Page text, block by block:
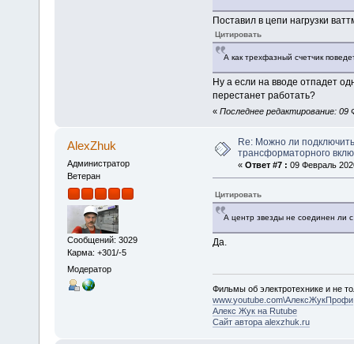
Поставил в цепи нагрузки
Цитировать
А как трехфазный счетчик
Ну а если на вводе отпадет
перестанет работать?
« Последнее редактирование: 09
AlexZhuk
Администратор
Ветеран
Сообщений: 3029
Карма: +301/-5
Модератор
Re: Можно ли подключить
трансформаторного
« Ответ #7 : 09 Февраль
Цитировать
А центр звезды не соединен ли
Да.
Фильмы об электротехнике и не
www.youtube.com\АлексЖукПрофи
Алекс Жук на Rutube
Сайт автора alexzhuk.ru